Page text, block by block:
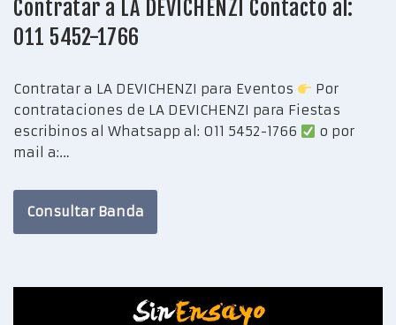
Contratar a LA DEVICHENZI Contacto al:
011 5452-1766
Contratar a LA DEVICHENZI para Eventos
Por
contrataciones de LA DEVICHENZI para Fiestas
escribinos al Whatsapp al: 011 5452-1766
o por
mail a:…
Consultar Banda